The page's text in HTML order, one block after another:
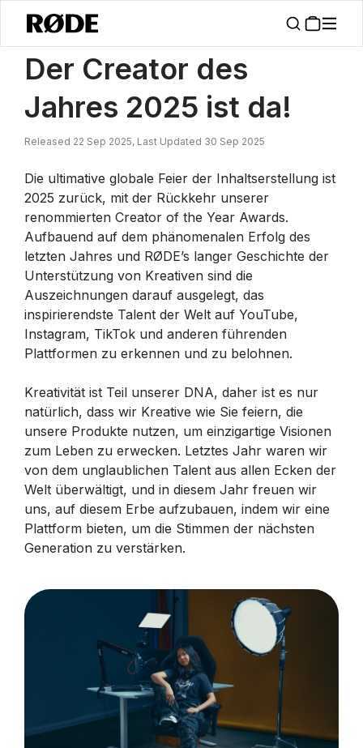
Nachrichten / Creator Of The Year 2025 Is Here!
Der Creator des
Jahres 2025 ist da!
Released 22 Sep 2025, Last Updated 30 Sep 2025
Die ultimative globale Feier der Inhaltserstellung ist
2025 zurück, mit der Rückkehr unserer
renommierten Creator of the Year Awards.
Aufbauend auf dem phänomenalen Erfolg des
letzten Jahres und RØDE’s langer Geschichte der
Unterstützung von Kreativen sind die
Auszeichnungen darauf ausgelegt, das
inspirierendste Talent der Welt auf YouTube,
Instagram, TikTok und anderen führenden
Plattformen zu erkennen und zu belohnen.
Kreativität ist Teil unserer DNA, daher ist es nur
natürlich, dass wir Kreative wie Sie feiern, die
unsere Produkte nutzen, um einzigartige Visionen
zum Leben zu erwecken. Letztes Jahr waren wir
von dem unglaublichen Talent aus allen Ecken der
Welt überwältigt, und in diesem Jahr freuen wir
uns, auf diesem Erbe aufzubauen, indem wir eine
Plattform bieten, um die Stimmen der nächsten
Generation zu verstärken.